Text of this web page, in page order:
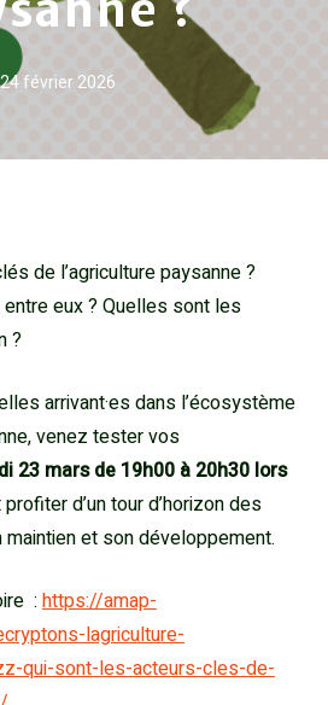
24 février 2026
de l’agriculture paysanne ?
eux ? Quelles sont les
?
arrivant·es dans l’écosystème
venez tester vos
23 mars de 19h00 à 20h30 lors
d’un tour d’horizon des
et son développement.
:https://amap-
lagriculture-
qui-sont-les-acteurs-cles-de-